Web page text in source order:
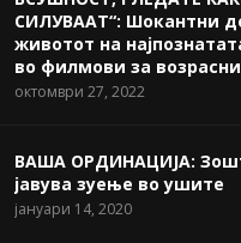
СИЛУВААТ“: Шокантни
животот на
во филмови за
октомври 27, 2022
ВАША ОРДИНАЦИЈА:
јавува зуење во ушите
јануари 14, 2020